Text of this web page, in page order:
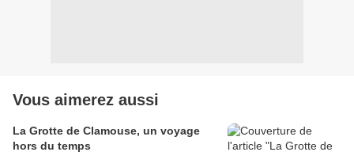
Vous aimerez aussi
La Grotte de Clamouse, un voyage
hors du temps